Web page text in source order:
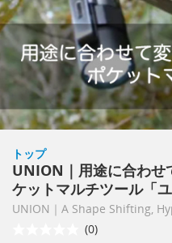
トップ
UNION｜用途に合わせ
ケットマルチツール「ユ
UNION｜A Shape Shifting,
(0)